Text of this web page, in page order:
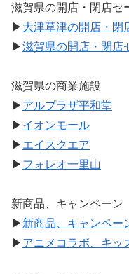
滋賀県の開店・閉店セ
▶ 大津草津の開店・閉
▶滋賀県の開店・閉店
滋賀県の商業施設
▶ アルプラザ平和堂
▶ イオンモール
▶ エイスクエア
▶ フォレオ一里山
新商品、キャンペーン
▶ 新商品、キャンペー
▶ アニメコラボ、キッ